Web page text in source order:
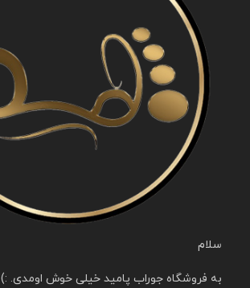
سلام
به فروشگاه جوراب پامید خیلی خوش اومدی. :)